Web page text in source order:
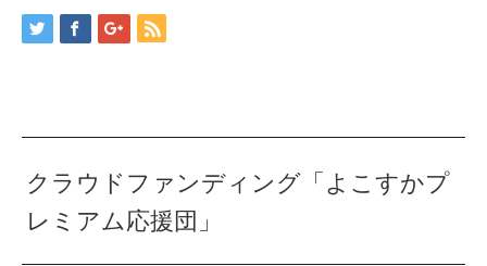
クラウドファンディング「よこすかプ
レミアム応援団」